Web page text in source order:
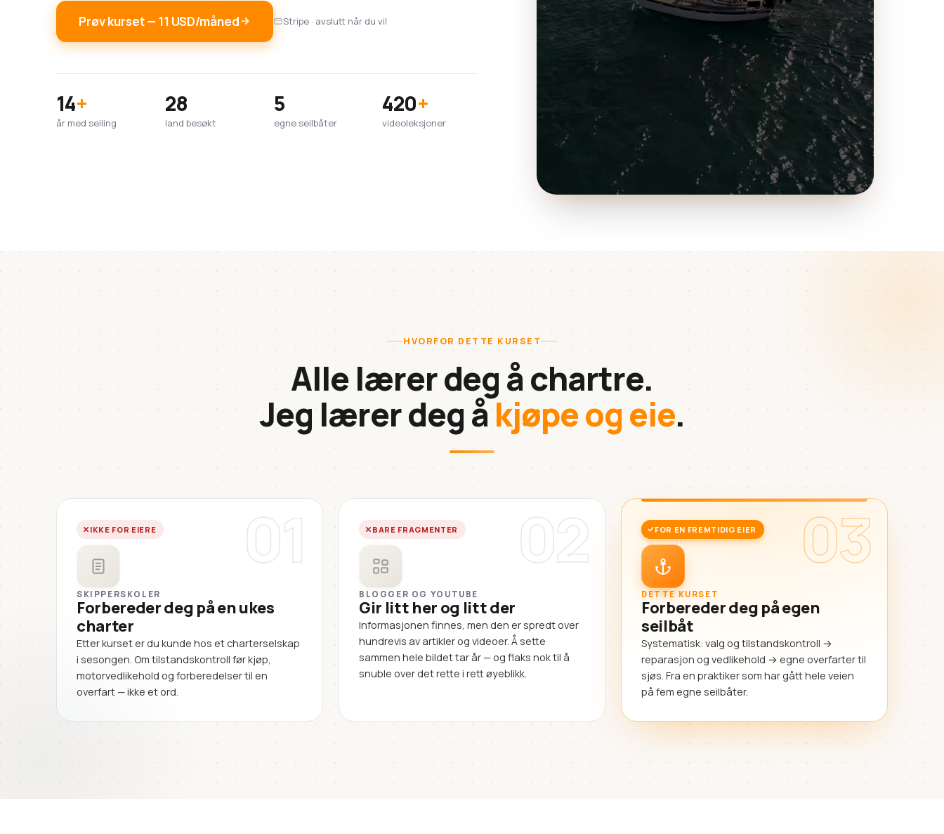
Prøv kurset — 11 USD/måned Stripe · avslutt når du vil
14+
år med seiling
28
land besøkt
5
egne seilbåter
420+
videoleksjoner
HVORFOR DETTE KURSET
Alle lærer deg å chartre.
Jeg lærer deg åkjøpe og eie.
01
IKKE FOR EIERE
SKIPPERSKOLER
Forbereder deg på en ukes
charter
Etter kurset er du kunde hos et charterselskap
i sesongen. Om tilstandskontroll før kjøp,
motorvedlikehold og forberedelser til en
overfart — ikke et ord.
02
BARE FRAGMENTER
BLOGGER OG YOUTUBE
Gir litt her og litt der
Informasjonen finnes, men den er spredt over
hundrevis av artikler og videoer. Å sette
sammen hele bildet tar år — og flaks nok til å
snuble over det rette i rett øyeblikk.
03
FOR EN FREMTIDIG EIER
DETTE KURSET
Forbereder deg på egen
seilbåt
Systematisk: valg og tilstandskontroll →
reparasjon og vedlikehold → egne overfarter til
sjøs. Fra en praktiker som har gått hele veien
på fem egne seilbåter.